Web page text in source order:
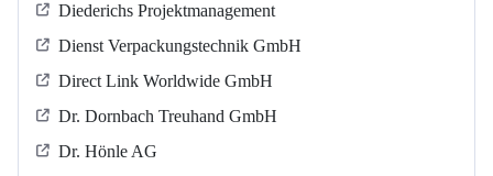
Diederichs Projektmanagement
Dienst Verpackungstechnik GmbH
Direct Link Worldwide GmbH
Dr. Dornbach Treuhand GmbH
Dr. Hönle AG